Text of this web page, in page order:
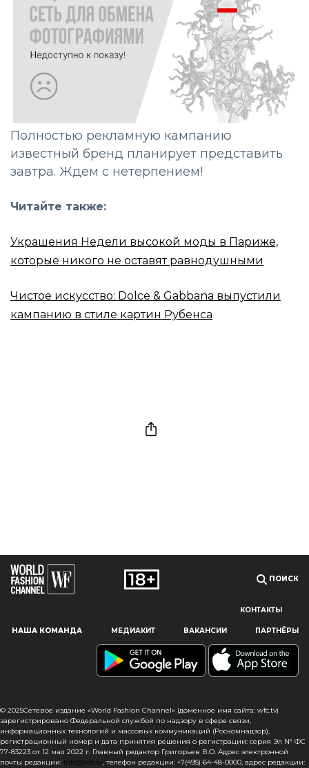
Наш сайт использует файлы cookie и похожие технологии,
чтобы гарантировать максимальное удобство
пользователям, предоставляя персонализированную
информацию, запоминая предпочтения в области
сайта, вы подтверждаете свое согласие на использование
файлов cookie в соответствии с настоящим уведомлением
в отношении данного типа файлов. Если вы не согласны
с тем, чтобы мы использовали данный тип файлов,
то вы должны соответствующим образом установить
Полностью рекламную кампанию
известный бренд планирует представить
завтра. Ждем с нетерпением!
Читайте также:
Украшения Недели высокой моды в Париже,
которые никого не оставят равнодушными
Чистое искусство: Dolce & Gabbana выпустили
кампанию в стиле картин Рубенса
ПОИСК
КОНТАКТЫ
НАША КОМАНДА МЕДИАКИТ ВАКАНСИИ ПАРТНЁРЫ
© 2025Сетевое издание «World Fashion Channel» (доменное имя сайта: wfc.tv)
зарегистрировано Федеральной службой по надзору в сфере связи,
информационных технологий и массовых коммуникаций (Роскомнадзор),
регистрационный номер и дата принятия решения о регистрации: серия Эл № ФС
77-83223 от 12 мая 2022 г. Главный редактор Григорьев В.О. Адрес электронной
почты редакции: info@wfc.tv, телефон редакции: +7(495) 64-48-0000, адрес редакции: